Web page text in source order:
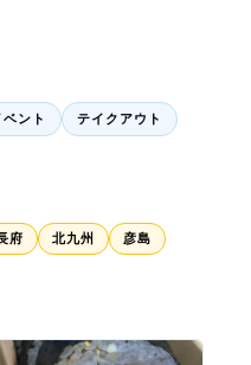
ベント テイクアウト
府 北九州 彦島